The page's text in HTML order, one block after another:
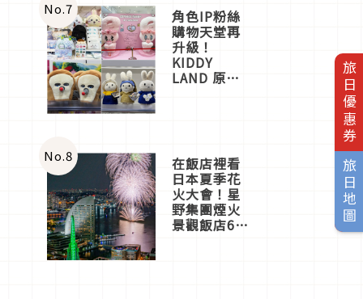
旅日優惠券
旅日地圖
一同給出了
答案
No.7 角色IP粉絲
購物天堂再
升級！
KIDDY
LAND 原宿
店3分即達
No.8 在飯店裡看
日本夏季花
火大會！星
野集團煙火
景觀飯店6